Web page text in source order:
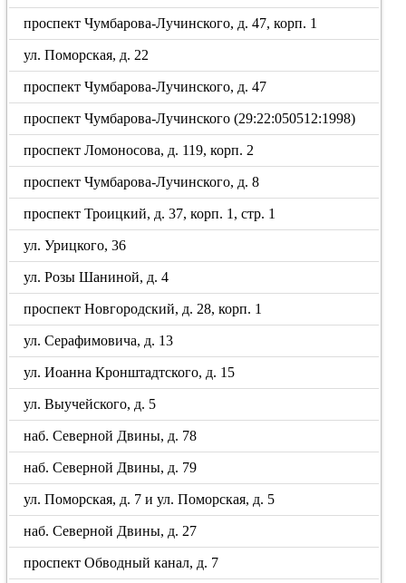
проспект Чумбарова-Лучинского, д. 47, корп. 1
ул. Поморская, д. 22
проспект Чумбарова-Лучинского, д. 47
проспект Чумбарова-Лучинского (29:22:050512:1998)
проспект Ломоносова, д. 119, корп. 2
проспект Чумбарова-Лучинского, д. 8
проспект Троицкий, д. 37, корп. 1, стр. 1
ул. Урицкого, 36
ул. Розы Шаниной, д. 4
проспект Новгородский, д. 28, корп. 1
ул. Серафимовича, д. 13
ул. Иоанна Кронштадтского, д. 15
ул. Выучейского, д. 5
наб. Северной Двины, д. 78
наб. Северной Двины, д. 79
ул. Поморская, д. 7 и ул. Поморская, д. 5
наб. Северной Двины, д. 27
проспект Обводный канал, д. 7